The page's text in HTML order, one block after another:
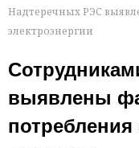
Надтеречных РЭС
электроэнергии
выявлены
потребления